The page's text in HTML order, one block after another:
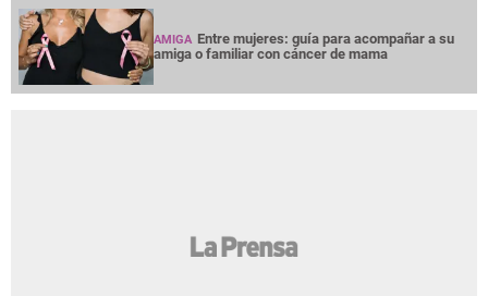
AMIGA Entre mujeres: guía para acompañar a su
amiga o familiar con cáncer de mama